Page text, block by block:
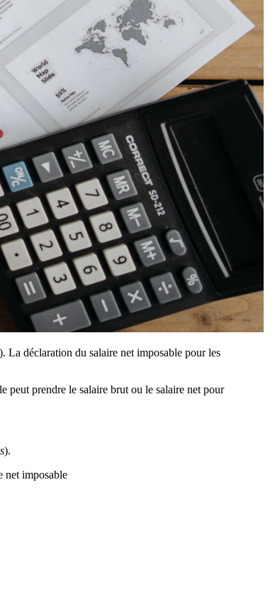
La déclaration du salaire net imposable pour les
peut prendre le salaire brut ou le salaire net pour
).
net imposable